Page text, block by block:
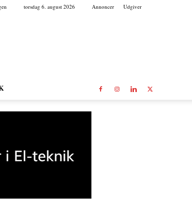
torsdag 6. august 2026 Annoncer Udgiver